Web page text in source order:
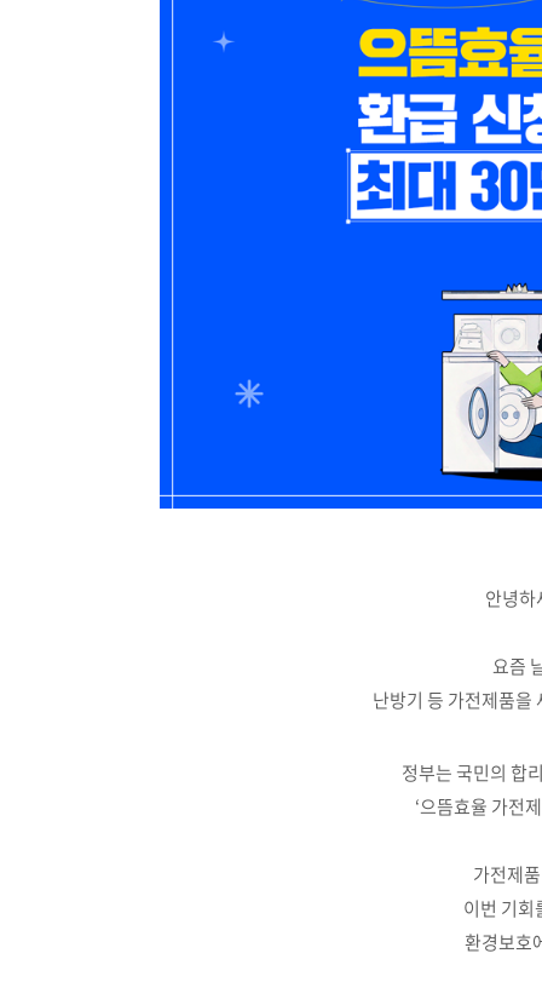
안녕
요즘
난방기 등 가전제품을
정부는 국민의 합
‘으뜸효율 가전
가전제
이번 기회
환경보호